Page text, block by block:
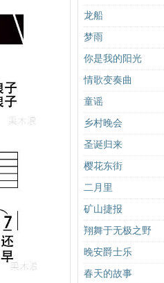
龙船
梦雨
你是我的阳光
情歌变奏曲
童谣
乡村晚会
圣诞归来
樱花东街
二月里
矿山捷报
翔舞于无极之野
晚安爵士乐
春天的故事